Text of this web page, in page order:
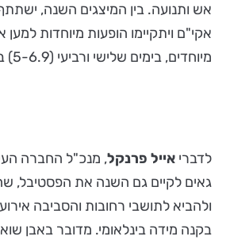
אש ותנועה. בין המיצגים השנה,
אקי"ם ויתקיימו הופעות מיוחדות
מיוחדים, בימים שלישי ורביעי (5-6.9) בשעה 16:45.
לדברי אייל פרנקל, מנכ"ל החברה
גאים לקיים גם השנה את הפסטיבל,
ולהביא לתושבי רחובות והסביבה
בקנה מידה בינלאומי. מדובר באבן